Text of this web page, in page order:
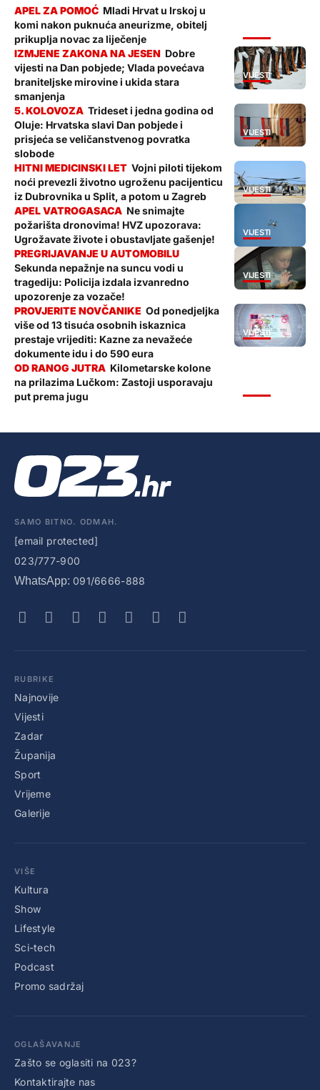
Mladi Hrvat u Irskoj u
komi nakon puknuća aneurizme, obitelj
prikuplja novac za liječenje
VIJESTI
Dobre
vijesti na Dan pobjede; Vlada povećava
braniteljske mirovine i ukida stara
smanjenja
VIJESTI
Trideset i jedna godina od
Oluje: Hrvatska slavi Dan pobjede i
prisjeća se veličanstvenog povratka
slobode
VIJESTI
Vojni piloti tijekom
noći prevezli životno ugroženu pacijenticu
iz Dubrovnika u Split, a potom u Zagreb
VIJESTI
Ne snimajte
požarišta dronovima! HVZ upozorava:
Ugrožavate živote i obustavljate gašenje!
VIJESTI
Sekunda nepažnje na suncu vodi u
tragediju: Policija izdala izvanredno
upozorenje za vozače!
VIJESTI
Od ponedjeljka
više od 13 tisuća osobnih iskaznica
prestaje vrijediti: Kazne za nevažeće
dokumente idu i do 590 eura
Kilometarske kolone
na prilazima Lučkom: Zastoji usporavaju
put prema jugu
SAMO BITNO. ODMAH.
[email protected]
023/777-900
WhatsApp: 091/6666-888
RUBRIKE
Najnovije
Vijesti
Zadar
Županija
Sport
Vrijeme
Galerije
VIŠE
Kultura
Show
Lifestyle
Sci-tech
Podcast
Promo sadržaj
OGLAŠAVANJE
Zašto se oglasiti na 023?
Kontaktirajte nas